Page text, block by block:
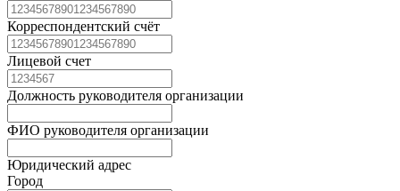
Корреспондентский счёт
Лицевой счет
Должность руководителя организации
ФИО руководителя организации
Юридический адрес
Город